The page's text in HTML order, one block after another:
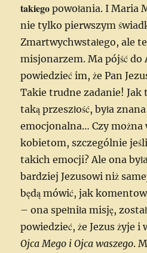
takiegopowołania. I Maria
nie tylko pierwszym
Zmartwychwstałego, ale
misjonarzem. Ma pójść do
powiedzieć im, że Pan
Takie trudne zadanie! Jak
taką przeszłość, była
emocjonalna… Czy można
kobietom, szczególnie jeśli
takich emocji? Ale ona
bardziej Jezusowi niż
będą mówić, jak
– ona spełniła misję,
powiedzieć, że Jezus żyje i
Ojca Mego i Ojca waszego.